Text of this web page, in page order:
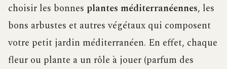
choisir les bonnes plantes méditerranéennes, les
bons arbustes et autres végétaux qui composent
votre petit jardin méditerranéen. En effet, chaque
fleur ou plante a un rôle à jouer (parfum des